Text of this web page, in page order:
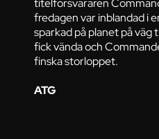
fredagen var inblandad i
sparkad på planet på väg
fick vända och
finska storloppet.
ATG